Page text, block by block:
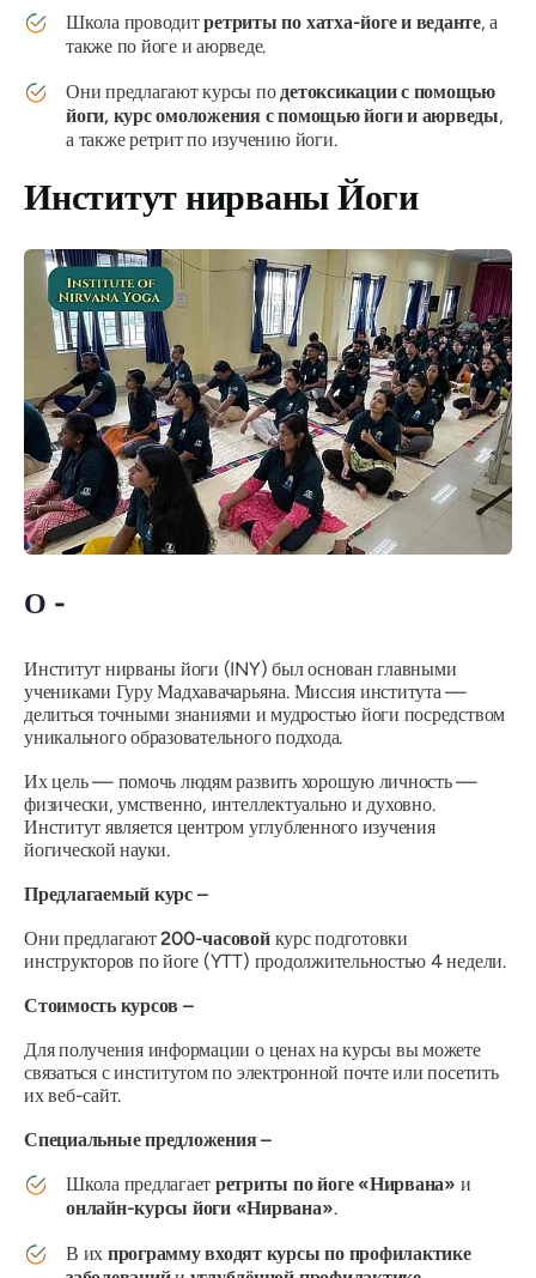
Школа проводитретриты по хатха-йоге и веданте, а
также по йоге и аюрведе.
Они предлагают курсы подетоксикации с помощью
йоги, курс омоложения с помощью йоги и аюрведы,
а также ретрит по изучению йоги.
Институт нирваны Йоги
О -
Институт нирваны йоги (INY) был основан главными
учениками Гуру Мадхавачарьяна. Миссия института —
делиться точными знаниями и мудростью йоги посредством
уникального образовательного подхода.
Их цель — помочь людям развить хорошую личность —
физически, умственно, интеллектуально и духовно.
Институт является центром углубленного изучения
йогической науки.
Предлагаемый курс –
Они предлагают200-часовойкурс подготовки
инструкторов по йоге (YTT) продолжительностью 4 недели.
Стоимость курсов –
Для получения информации о ценах на курсы вы можете
связаться с институтом по электронной почте или посетить
их веб-сайт.
Специальные предложения –
Школа предлагает ретриты по йоге «Нирвана» и
онлайн-курсы йоги «Нирвана».
В их программу входят курсы по профилактике